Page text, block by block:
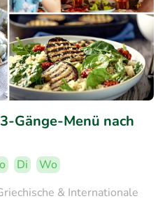
Gänge-Menü nach
Di
Wo
& Internationale